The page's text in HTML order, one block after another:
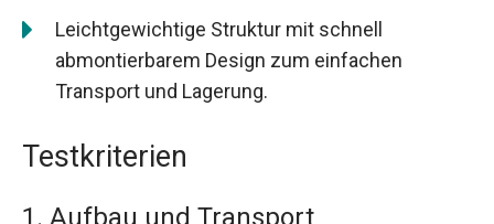
Leichtgewichtige Struktur mit schnell
abmontierbarem Design zum einfachen
Transport und Lagerung.
Testkriterien